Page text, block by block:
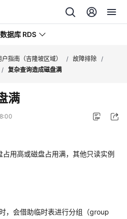
据库 RDS
户指南（吉隆坡区域） / 故障排除 /
/ 复杂查询造成磁盘满
满
用高或磁盘占用满，其他只读实例
，会借助临时表进行分组（group